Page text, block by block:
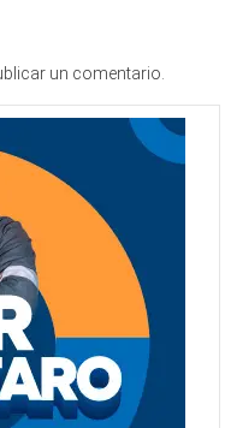
un comentario.